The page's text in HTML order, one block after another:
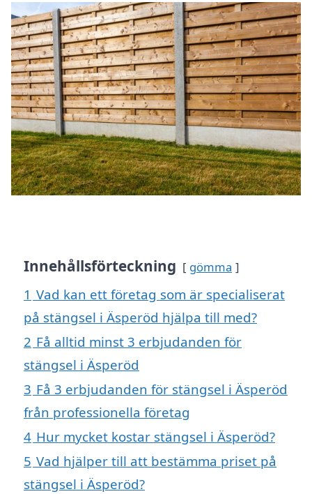
Innehållsförteckning gömma
1 Vad kan ett företag som är specialiserat
på stängsel i Äsperöd hjälpa till med?
2 Få alltid minst 3 erbjudanden för
stängsel i Äsperöd
3 Få 3 erbjudanden för stängsel i Äsperöd
från professionella företag
4 Hur mycket kostar stängsel i Äsperöd?
5 Vad hjälper till att bestämma priset på
stängsel i Äsperöd?